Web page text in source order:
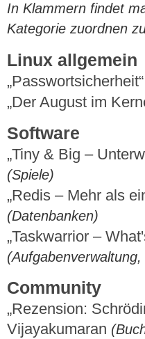
In Klammern findet
Kategorie zuordnen
Linux allgemein
„Der August im
Software
„Tiny & Big –
(Spiele)
„Redis – Mehr als
(Datenbanken)
„Taskwarrior –
(Aufgabenverwaltung,
Community
„Rezension:
Vijayakumaran